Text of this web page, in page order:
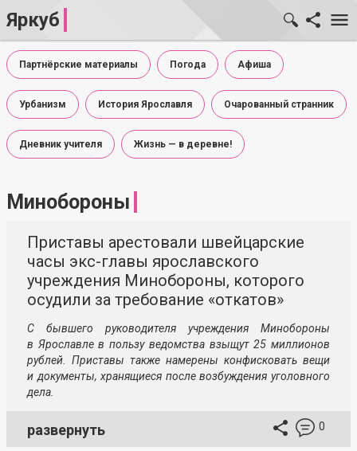
Яркуб
Партнёрские материалы Погода Афиша
Урбанизм История Ярославля Очарованный странник
Дневник учителя Жизнь — в деревне!
Минобороны
Приставы арестовали швейцарские
часы экс-главы ярославского
учреждения Минобороны, которого
осудили за требование «откатов»
С бывшего руководителя учреждения Минобороны
в Ярославле в пользу ведомства взыщут 25 миллионов
рублей. Приставы также намерены конфисковать вещи
и документы, хранящиеся после возбуждения уголовного
дела.
развернуть 0